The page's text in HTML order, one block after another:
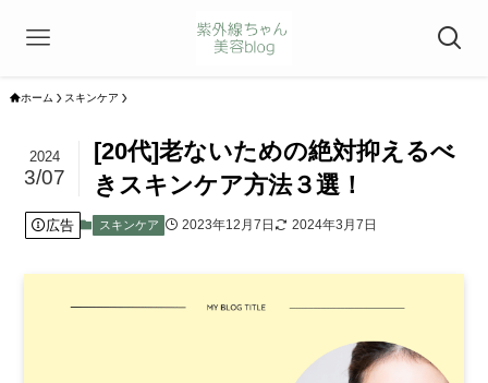
ホーム スキンケア
[20代]老ないための絶対抑えるべ
きスキンケア方法３選！
2024
3/07
広告 スキンケア 2023年12月7日 2024年3月7日